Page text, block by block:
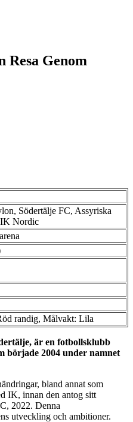
Resa Genom
Södertälje FC, Assyriska
Nordic
randig, Målvakt: Lila
är en fotbollsklubb
började 2004 under namnet
bland annat som
IK, innan den antog sitt
2022. Denna
utveckling och ambitioner​​.